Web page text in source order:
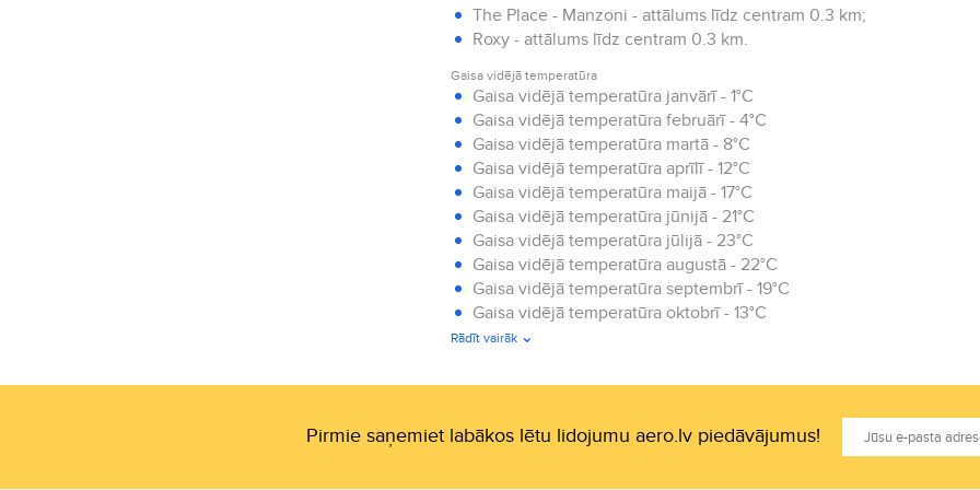
The Place - Manzoni - attālums līdz centram 0.3 km;
Roxy - attālums līdz centram 0.3 km.
Gaisa vidējā temperatūra
Gaisa vidējā temperatūra janvārī - 1°C
Gaisa vidējā temperatūra februārī - 4°C
Gaisa vidējā temperatūra martā - 8°C
Gaisa vidējā temperatūra aprīlī - 12°C
Gaisa vidējā temperatūra maijā - 17°C
Gaisa vidējā temperatūra jūnijā - 21°C
Gaisa vidējā temperatūra jūlijā - 23°C
Gaisa vidējā temperatūra augustā - 22°C
Gaisa vidējā temperatūra septembrī - 19°C
Gaisa vidējā temperatūra oktobrī - 13°C
Gaisa vidējā temperatūra novembrī - 7°C
Rādīt vairāk
Pirmie saņemiet labākos lētu lidojumu aero.lv piedāvājumus!